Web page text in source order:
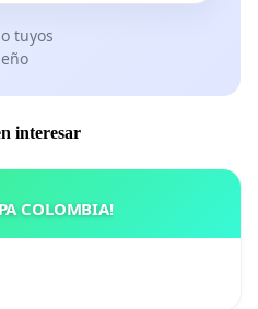
tuyos
interesar
COLOMBIA!